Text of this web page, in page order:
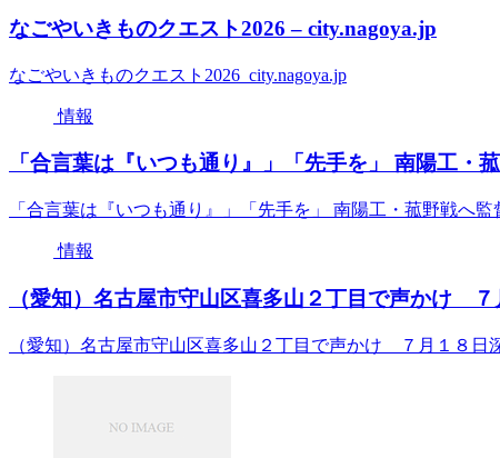
なごやいきものクエスト2026 – city.nagoya.jp
なごやいきものクエスト2026 city.nagoya.jp
情報
「合言葉は『いつも通り』」「先手を」 南陽工・
「合言葉は『いつも通り』」「先手を」 南陽工・菰野戦へ
情報
（愛知）名古屋市守山区喜多山２丁目で声かけ
（愛知）名古屋市守山区喜多山２丁目で声かけ ７月１８日